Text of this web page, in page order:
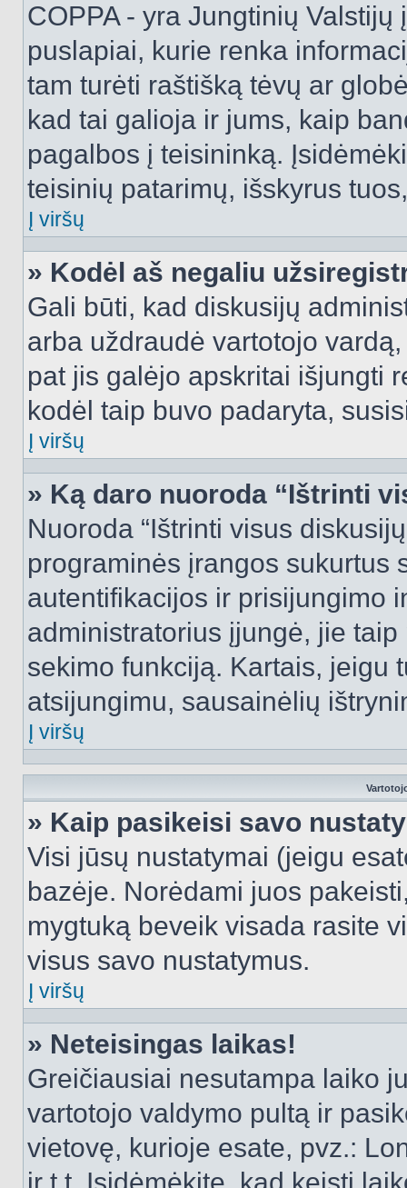
COPPA - yra Jungtinių
puslapiai, kurie renka
tam turėti raštišką tėvų ar
kad tai galioja ir jums, kaip
pagalbos į teisininką.
teisinių patarimų, išskyrus
Į viršų
» Kodėl aš negaliu
Gali būti, kad diskusijų
arba uždraudė vartotojo
pat jis galėjo apskritai išjungti
kodėl taip buvo padaryta,
Į viršų
» Ką daro nuoroda “Ištrinti
Nuoroda “Ištrinti visus
programinės įrangos sukurtus
autentifikacijos ir prisijungimo
administratorius įjungė, jie
sekimo funkciją. Kartais, jeigu
atsijungimu, sausainėlių
Į viršų
» Kaip pasikeisi savo
Visi jūsų nustatymai (jeigu
bazėje. Norėdami juos
mygtuką beveik visada rasite
visus savo nustatymus.
Į viršų
» Neteisingas laikas!
Greičiausiai nesutampa laiko
vartotojo valdymo pultą ir
vietovę, kurioje esate, pvz.: